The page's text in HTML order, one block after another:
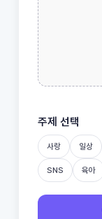
주제 선택
사랑 일상
SNS 육아